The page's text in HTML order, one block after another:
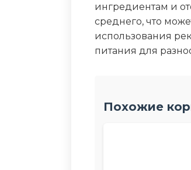
ингредиентам и
среднего, что
использования
питания для
Похожие